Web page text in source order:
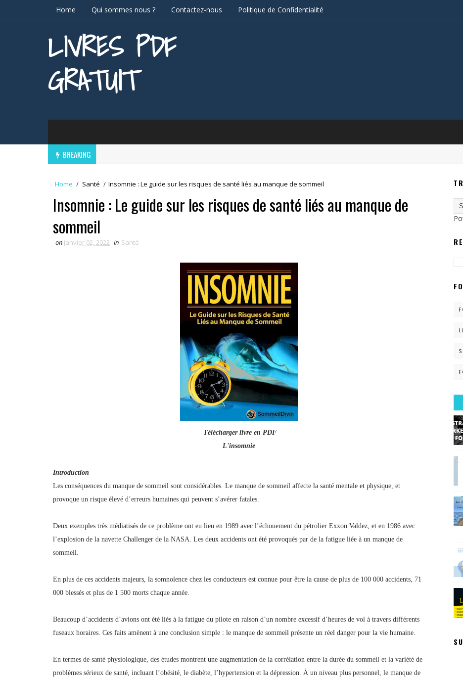
Home Qui sommes nous ? Contactez-nous Politique de Confidentialité
LIVRES PDF
GRATUIT
BREAKING
Home / Santé / Insomnie : Le guide sur les risques de santé liés au manque de sommeil
Insomnie : Le guide sur les risques de santé liés au manque de
sommeil
on janvier 02, 2022 in Santé
Télécharger livre en PDF
L'insomnie
Introduction
Les conséquences du manque de sommeil sont considérables. Le manque de sommeil affecte la santé mentale et physique, et
provoque un risque élevé d’erreurs humaines qui peuvent s’avérer fatales.
Deux exemples très médiatisés de ce problème ont eu lieu en 1989 avec l’échouement du pétrolier Exxon Valdez, et en 1986 avec
l’explosion de la navette Challenger de la NASA. Les deux accidents ont été provoqués par de la fatigue liée à un manque de
sommeil.
En plus de ces accidents majeurs, la somnolence chez les conducteurs est connue pour être la cause de plus de 100 000 accidents, 71
000 blessés et plus de 1 500 morts chaque année.
Beaucoup d’accidents d’avions ont été liés à la fatigue du pilote en raison d’un nombre excessif d’heures de vol à travers différents
fuseaux horaires. Ces faits amènent à une conclusion simple : le manque de sommeil présente un réel danger pour la vie humaine.
En termes de santé physiologique, des études montrent une augmentation de la corrélation entre la durée du sommeil et la variété de
problèmes sérieux de santé, incluant l’obésité, le diabète, l’hypertension et la dépression. À un niveau plus personnel, le manque de